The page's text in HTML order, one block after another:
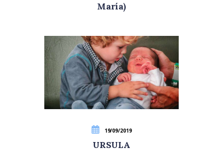
María)
19/09/2019
URSULA